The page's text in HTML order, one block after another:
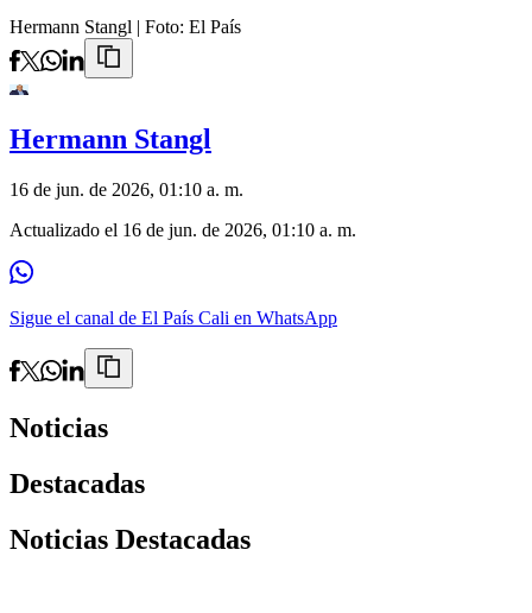
Hermann Stangl | Foto: El País
Hermann Stangl
16 de jun. de 2026, 01:10 a. m.
Actualizado el 16 de jun. de 2026, 01:10 a. m.
Sigue el canal de El País Cali en WhatsApp
Noticias
Destacadas
Noticias Destacadas